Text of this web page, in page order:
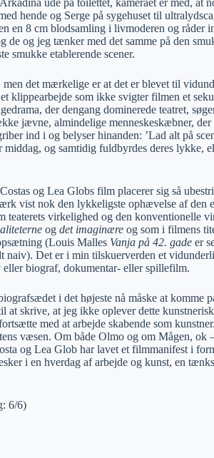
ude på toilettet, kameraet er med, at
hende og Serge på sygehuset til
en 8 cm blodsamling i livmoderen og
de og jeg tænker med det samme på den
smukke etablerende scener.
det mærkelige er at det er blevet til
klippearbejde som ikke svigter filmen et
der dengang dominerede teatret,
jævne, almindelige menneskeskæbner,
ind i og belyser hinanden: ’Lad alt på
og samtidig fuldbyrdes deres lykke,
og Lea Globs film placerer sig så
vist nok den lykkeligste ophævelse af den
teaterets virkelighed og den konventionelle
og det imaginæreog som i filmens
(Louis Malles Vanja på 42. gadeer
naiv). Det er i min tilskuerverden et
biograf, dokumentar- eller spillefilm.
i det højeste nå måske at komme
skrive, at jeg ikke oplever dette
med at arbejde skabende som
væsen. Om både Olmo og om Mågen, ok
og Lea Glob har lavet et filmmanifest i
i en hverdag af arbejde og kunst, en
6/6)